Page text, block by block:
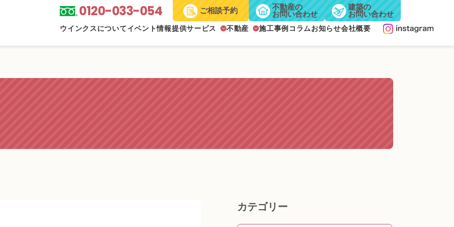
0120-033-054 ご相談予約 不動産の
お問い合わせ
建築の
お問い合わせ
ウインクスについてイベント情報提供サービス 不動産 施工事例コラムお知らせ会社概要
カテゴリー